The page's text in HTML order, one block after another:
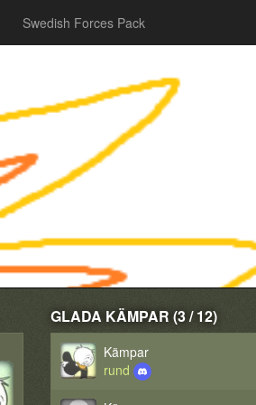
Swedish Forces Pack
GLADA KÄMPAR (3 / 12)
Kämpar
rund